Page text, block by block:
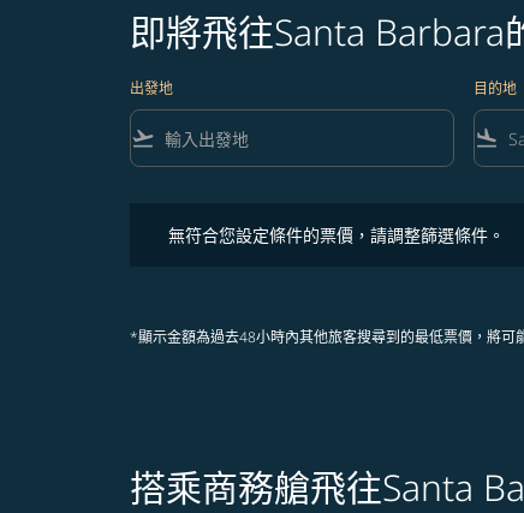
即將飛往Santa Barbara
出發地
flight_takeoff
目的地
flight_land
無符合您設定條件的票價，請調整篩選條件。
*顯示金額為過去48小時內其他旅客搜尋到的最低票價，將可
搭乘商務艙飛往Santa